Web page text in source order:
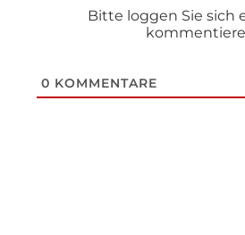
Bitte loggen Sie sich
0 KOMMENTARE